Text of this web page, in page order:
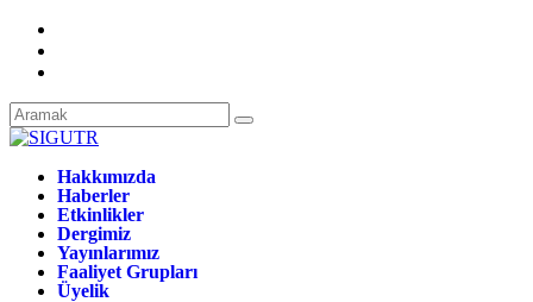
Hakkımızda
Haberler
Etkinlikler
Dergimiz
Yayınlarımız
Faaliyet Grupları
Üyelik